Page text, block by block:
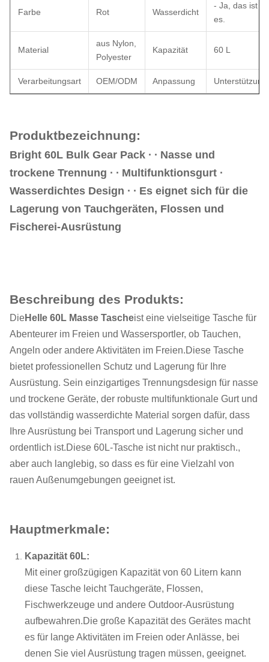
Farbe Rot Wasserdicht
- Ja, das ist
es.
Material
aus Nylon,
Polyester
Kapazität 60 L
Verarbeitungsart OEM/ODM Anpassung Unterstützung
Produktbezeichnung:
Bright 60L Bulk Gear Pack ∙ ∙ Nasse und
trockene Trennung ∙ ∙ Multifunktionsgurt ∙
Wasserdichtes Design ∙ ∙ Es eignet sich für die
Lagerung von Tauchgeräten, Flossen und
Fischerei-Ausrüstung
Beschreibung des Produkts:
DieHelle 60L Masse Tascheist eine vielseitige Tasche für
Abenteurer im Freien und Wassersportler, ob Tauchen,
Angeln oder andere Aktivitäten im Freien.Diese Tasche
bietet professionellen Schutz und Lagerung für Ihre
Ausrüstung. Sein einzigartiges Trennungsdesign für nasse
und trockene Geräte, der robuste multifunktionale Gurt und
das vollständig wasserdichte Material sorgen dafür, dass
Ihre Ausrüstung bei Transport und Lagerung sicher und
ordentlich ist.Diese 60L-Tasche ist nicht nur praktisch.,
aber auch langlebig, so dass es für eine Vielzahl von
rauen Außenumgebungen geeignet ist.
Hauptmerkmale:
Kapazität 60L:
Mit einer großzügigen Kapazität von 60 Litern kann
diese Tasche leicht Tauchgeräte, Flossen,
Fischwerkzeuge und andere Outdoor-Ausrüstung
aufbewahren.Die große Kapazität des Gerätes macht
es für lange Aktivitäten im Freien oder Anlässe, bei
denen Sie viel Ausrüstung tragen müssen, geeignet.